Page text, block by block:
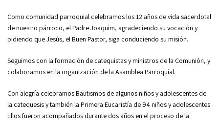
Como comunidad parroquial celebramos los 12 años de vida sacerdotal
de nuestro párroco, el Padre Joaquim, agradeciendo su vocación y
pidiendo que Jesús, el Buen Pastor, siga conduciendo su misión.
Seguimos con la formación de catequistas y ministros de la Comunión, y
colaboramos en la organización de la Asamblea Parroquial.
Con alegría celebramos Bautismos de algunos niños y adolescentes de
la catequesis y también la Primera Eucaristía de 94 niños y adolescentes.
Ellos fueron acompañados durante dos años en el proceso de la